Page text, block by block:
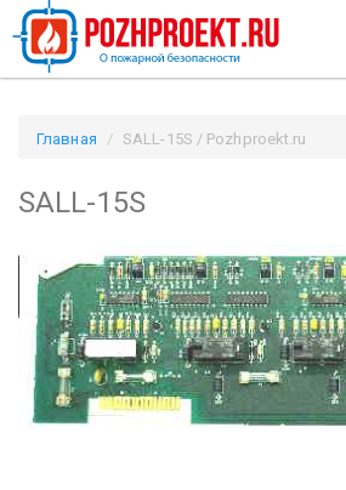
Главная SALL-15S / Pozhproekt.ru
SALL-15S